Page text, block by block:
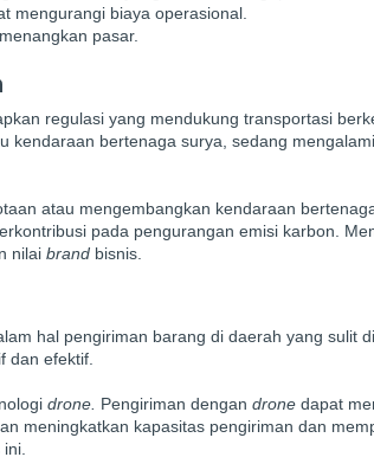
mengurangi biaya operasional.
pasar.
regulasi yang mendukung transportasi
kendaraan bertenaga surya, sedang mengalami
atau mengembangkan kendaraan
pada pengurangan emisi karbon.
nilai brand bisnis.
hal pengiriman barang di daerah yang sulit
dan efektif.
drone. Pengiriman dengan drone dapat
meningkatkan kapasitas pengiriman dan